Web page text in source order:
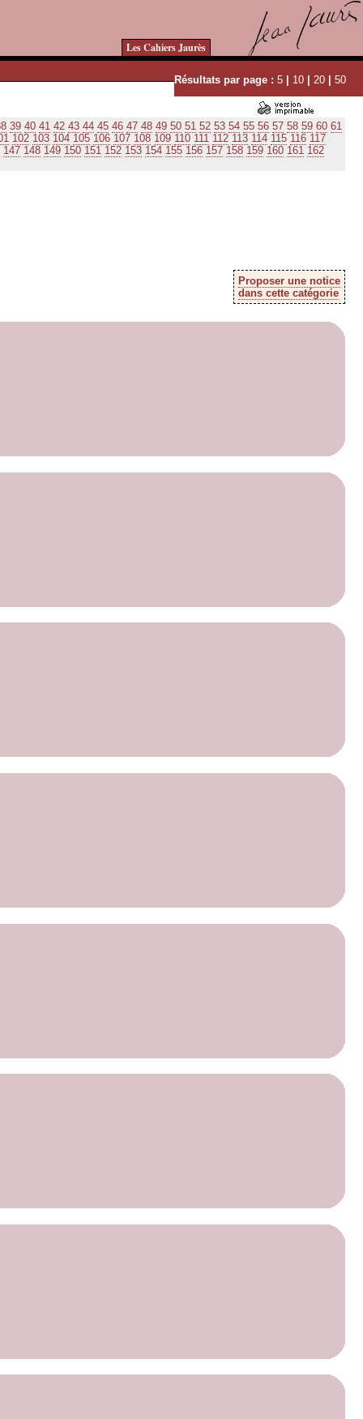
Les Cahiers Jaurès
Résultats par page : 5 | 10 | 20 | 50
39 40 41 42 43 44 45 46 47 48 49 50 51 52 53 54 55 56 57 58 59 60 61
102 103 104 105 106 107 108 109 110 111 112 113 114 115 116 117
147 148 149 150 151 152 153 154 155 156 157 158 159 160 161 162
Proposer une notice
dans cette catégorie